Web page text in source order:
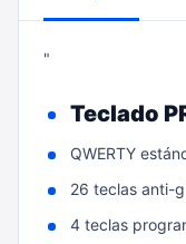
"
Teclado
QWERTY
26 teclas anti-
4 teclas